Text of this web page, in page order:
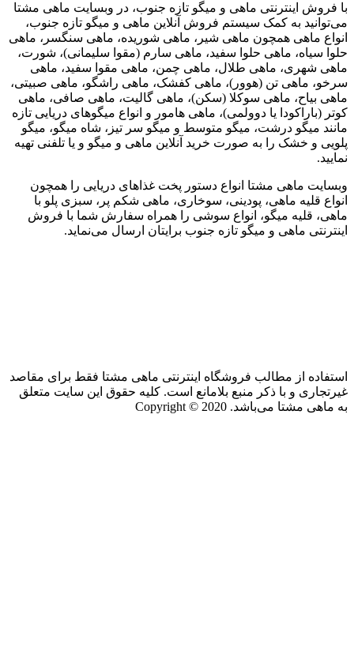
با فروش اینترنتی ماهی و میگو تازه جنوب، در وبسایت ماهی مشتا
می‌توانید به کمک سیستم فروش آنلاین ماهی و میگو تازه جنوب،
انواع ماهی همچون ماهی شیر، ماهی شوریده، ماهی سنگسر، ماهی
حلوا سیاه، ماهی حلوا سفید، ماهی سارم (مقوا سلیمانی)، شورت،
ماهی شهری، ماهی طلال، ماهی چمن، ماهی مقوا سفید، ماهی
سرخو، ماهی تن (هوور)، ماهی کفشک، ماهی راشگو، ماهی صبیتی،
ماهی بیاح، ماهی سوکلا (سکن)، ماهی گالیت، ماهی صافی، ماهی
کوتر (باراکودا یا دوولمی)، ماهی هامور و انواع میگوهای دریایی تازه
مانند میگو درشت، میگو متوسط و میگو سر تیز، شاه میگو، میگو
پلویی و خشک را به صورت خرید آنلاین ماهی و میگو و یا تلفنی تهیه
نمایید.
وبسایت ماهی مشتا انواع دستور پخت غذاهای دریایی را همچون
انواع قلیه ماهی، پودینی، سوخاری، ماهی شکم پر، سبزی پلو با
ماهی، قلیه میگو، انواع سوشی را همراه سفارش شما با فروش
اینترنتی ماهی و میگو تازه جنوب برایتان ارسال می‌نماید.
استفاده از مطالب فروشگاه اینترنتی ماهی مشتا فقط برای مقاصد
غیرتجاری و با ذکر منبع بلامانع است. کلیه حقوق این سایت متعلق
به ماهی مشتا می‌باشد. Copyright © 2020